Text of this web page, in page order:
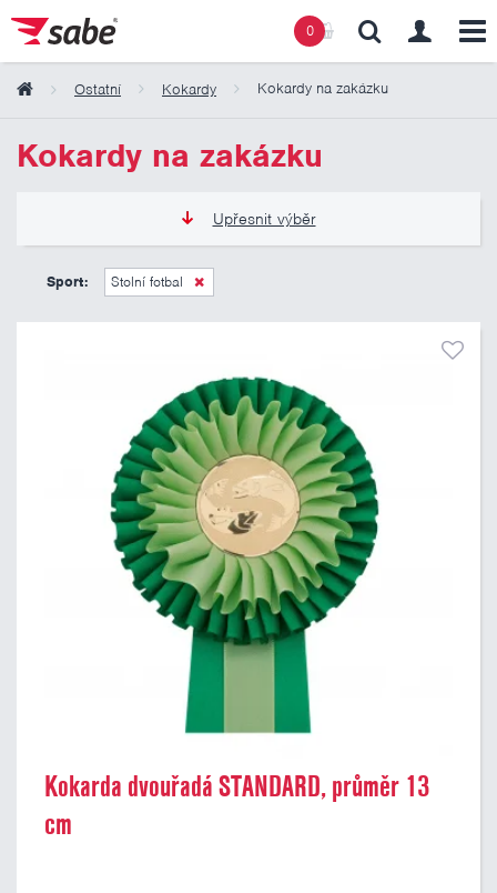
0
Ostatní Kokardy Kokardy na zakázku
Kokardy na zakázku
Upřesnit výběr
90 Kč
Sport: Stolní fotbal
Kokarda dvouřadá STANDARD, průměr 13
cm
Obsah košíku